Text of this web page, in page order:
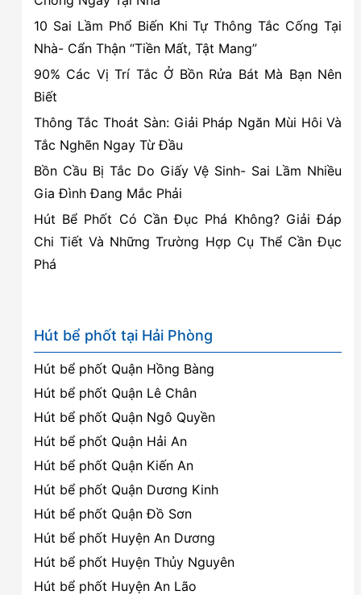
10 Sai Lầm Phổ Biến Khi Tự Thông Tắc Cống Tại
Nhà- Cẩn Thận “Tiền Mất, Tật Mang”
90% Các Vị Trí Tắc Ở Bồn Rửa Bát Mà Bạn Nên
Biết
Thông Tắc Thoát Sàn: Giải Pháp Ngăn Mùi Hôi Và
Tắc Nghẽn Ngay Từ Đầu
Bồn Cầu Bị Tắc Do Giấy Vệ Sinh- Sai Lầm Nhiều
Gia Đình Đang Mắc Phải
Hút Bể Phốt Có Cần Đục Phá Không? Giải Đáp
Chi Tiết Và Những Trường Hợp Cụ Thể Cần Đục
Phá
Hút bể phốt tại Hải Phòng
Hút bể phốt Quận Hồng Bàng
Hút bể phốt Quận Lê Chân
Hút bể phốt Quận Ngô Quyền
Hút bể phốt Quận Hải An
Hút bể phốt Quận Kiến An
Hút bể phốt Quận Dương Kinh
Hút bể phốt Quận Đồ Sơn
Hút bể phốt Huyện An Dương
Hút bể phốt Huyện Thủy Nguyên
Hút bể phốt Huyện An Lão